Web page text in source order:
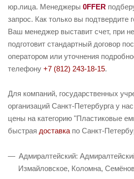
юр.лица. Менеджеры 0FFER
запрос. Как только вы подтвердите
Ваш менеджер выставит счет, при
подготовит стандартный договор
оператором или уточнения
телефону +7 (812) 243-18-15.
Для компаний, государственных
организаций Санкт-Петербурга у
цены на категорию "Пластиковые
быстрая доставка по Санкт-
Адмиралтейский:
Измайловское, Коломна,